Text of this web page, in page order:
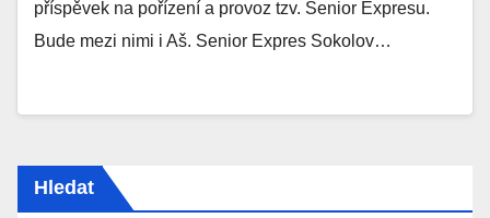
příspěvek na pořízení a provoz tzv. Senior Expresu.
Bude mezi nimi i Aš. Senior Expres Sokolov…
Hledat